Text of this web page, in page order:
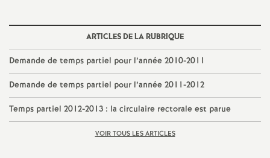
ARTICLES DE LA RUBRIQUE
Demande de temps partiel pour l’année 2010-2011
Demande de temps partiel pour l’année 2011-2012
Temps partiel 2012-2013 : la circulaire rectorale est parue
VOIR TOUS LES ARTICLES